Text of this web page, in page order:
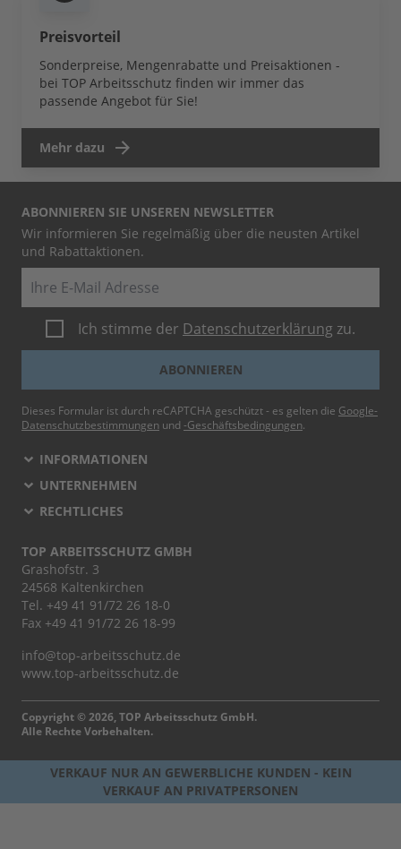
Preisvorteil
Sonderpreise, Mengenrabatte und Preisaktionen -
bei TOP Arbeitsschutz finden wir immer das
passende Angebot für Sie!
Mehr dazu
ABONNIEREN SIE UNSEREN NEWSLETTER
Wir informieren Sie regelmäßig über die neusten Artikel
und Rabattaktionen.
Ich stimme der Datenschutzerklärung zu.
ABONNIEREN
Dieses Formular ist durch reCAPTCHA geschützt - es gelten die Google-
Datenschutzbestimmungen und -Geschäftsbedingungen.
INFORMATIONEN
UNTERNEHMEN
RECHTLICHES
TOP ARBEITSSCHUTZ GMBH
Grashofstr. 3
24568 Kaltenkirchen
Tel. +49 41 91/72 26 18-0
Fax +49 41 91/72 26 18-99
info@top-arbeitsschutz.de
www.top-arbeitsschutz.de
Copyright © 2026, TOP Arbeitsschutz GmbH.
Alle Rechte Vorbehalten.
VERKAUF NUR AN GEWERBLICHE KUNDEN - KEIN
VERKAUF AN PRIVATPERSONEN